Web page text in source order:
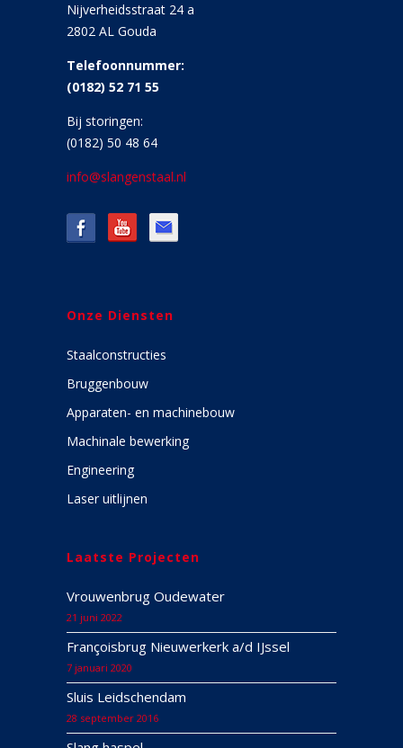
Nijverheidsstraat 24 a
2802 AL Gouda
Telefoonnummer:
(0182) 52 71 55
Bij storingen:
(0182) 50 48 64
info@slangenstaal.nl
Onze Diensten
Staalconstructies
Bruggenbouw
Apparaten- en machinebouw
Machinale bewerking
Engineering
Laser uitlijnen
Laatste Projecten
Vrouwenbrug Oudewater
21 juni 2022
Françoisbrug Nieuwerkerk a/d IJssel
7 januari 2020
Sluis Leidschendam
28 september 2016